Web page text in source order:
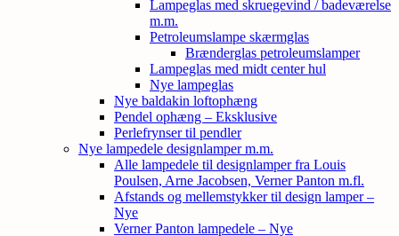
Lampeglas med skruegevind / badeværelse
m.m.
Petroleumslampe skærmglas
Brænderglas petroleumslamper
Lampeglas med midt center hul
Nye lampeglas
Nye baldakin loftophæng
Pendel ophæng – Eksklusive
Perlefrynser til pendler
Nye lampedele designlamper m.m.
Alle lampedele til designlamper fra Louis
Poulsen, Arne Jacobsen, Verner Panton m.fl.
Afstands og mellemstykker til design lamper –
Nye
Verner Panton lampedele – Nye